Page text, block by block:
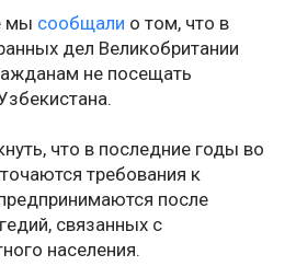
мы сообщали о том, что в
дел Великобритании
не посещать
что в последние годы во
требования к
после
связанных с
населения.